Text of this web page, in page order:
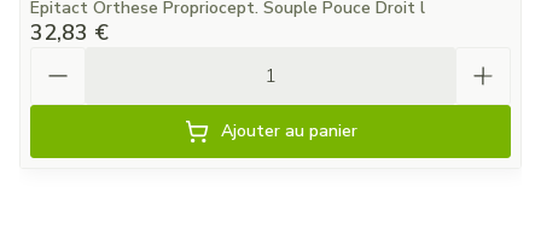
Epitact Orthese Propriocept. Souple Pouce Droit l
32,83 €
Ajouter au panier